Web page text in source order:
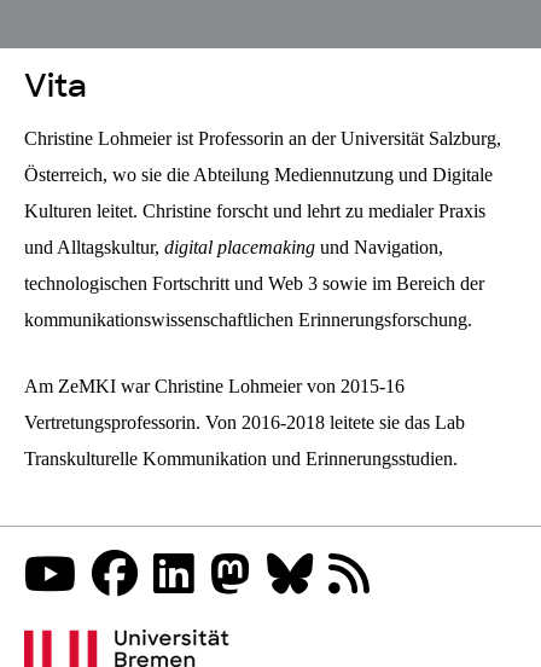
Vita
Christine Lohmeier ist Professorin an der Universität Salzburg,
Österreich, wo sie die Abteilung Mediennutzung und Digitale
Kulturen leitet. Christine forscht und lehrt zu medialer Praxis
und Alltagskultur, digital placemaking und Navigation,
technologischen Fortschritt und Web 3 sowie im Bereich der
kommunikationswissenschaftlichen Erinnerungsforschung.
Am ZeMKI war Christine Lohmeier von 2015-16
Vertretungsprofessorin. Von 2016-2018 leitete sie das Lab
Transkulturelle Kommunikation und Erinnerungsstudien.